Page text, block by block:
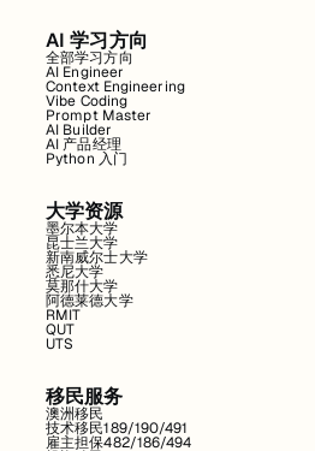
AI 学习方向
全部学习方向
AI Engineer
Context Engineering
Vibe Coding
Prompt Master
AI Builder
AI 产品经理
Python 入门
大学资源
墨尔本大学
昆士兰大学
新南威尔士大学
悉尼大学
莫那什大学
阿德莱德大学
RMIT
QUT
UTS
移民服务
澳洲移民
技术移民189/190/491
雇主担保482/186/494